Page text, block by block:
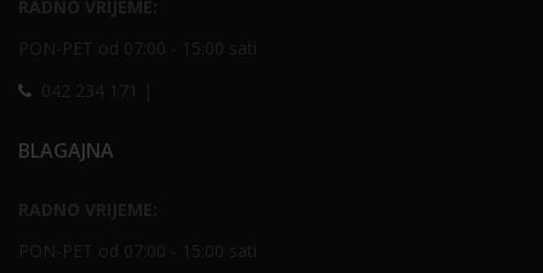
RADNO VRIJEME:
PON-PET od 07:00 - 15:00 sati
042 234 171 |
BLAGAJNA
RADNO VRIJEME:
PON-PET od 07:00 - 15:00 sati